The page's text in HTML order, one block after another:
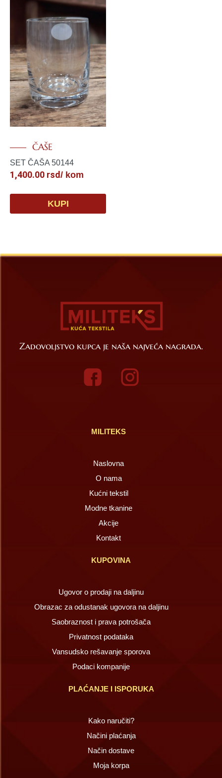
ČAŠE
SET ČAŠA 50144
1,400.00 rsd/ kom
KUPI
Zadovoljstvo kupca je naša najveća nagrada.
MILITEKS
Naslovna
O nama
Kućni tekstil
Modne tkanine
Akcije
Kontakt
KUPOVINA
Ugovor o prodaji na daljinu
Obrazac za odustanak ugovora na daljinu
Saobraznost i prava potrošača
Privatnost podataka
Vansudsko rešavanje sporova
Podaci kompanije
PLAĆANJE I ISPORUKA
Kako naručiti?
Načini plaćanja
Način dostave
Moja korpa